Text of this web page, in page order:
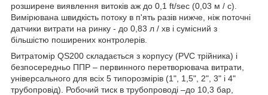
розширене виявлення витоків аж до 0,1 ft/sec (0,03 м / с).
Вимірювана швидкість потоку в п'ять разів нижче, ніж поточні
датчики витрати на ринку - до 0,83 л / хв і сумісний з
більшістю поширених контролерів.
Витратомір QS200 складається з корпусу (PVC трійника) і
безпосередньо ППР – первинного перетворювача витрати,
універсального для всіх 5 типорозмірів (1", 1,5", 2", 3" і 4"
трубопровід). Робочий тиск в трубопроводі –до 10,3 бар,